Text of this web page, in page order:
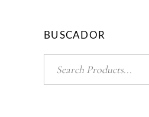
BUSCADOR